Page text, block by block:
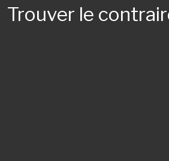
Trouver le